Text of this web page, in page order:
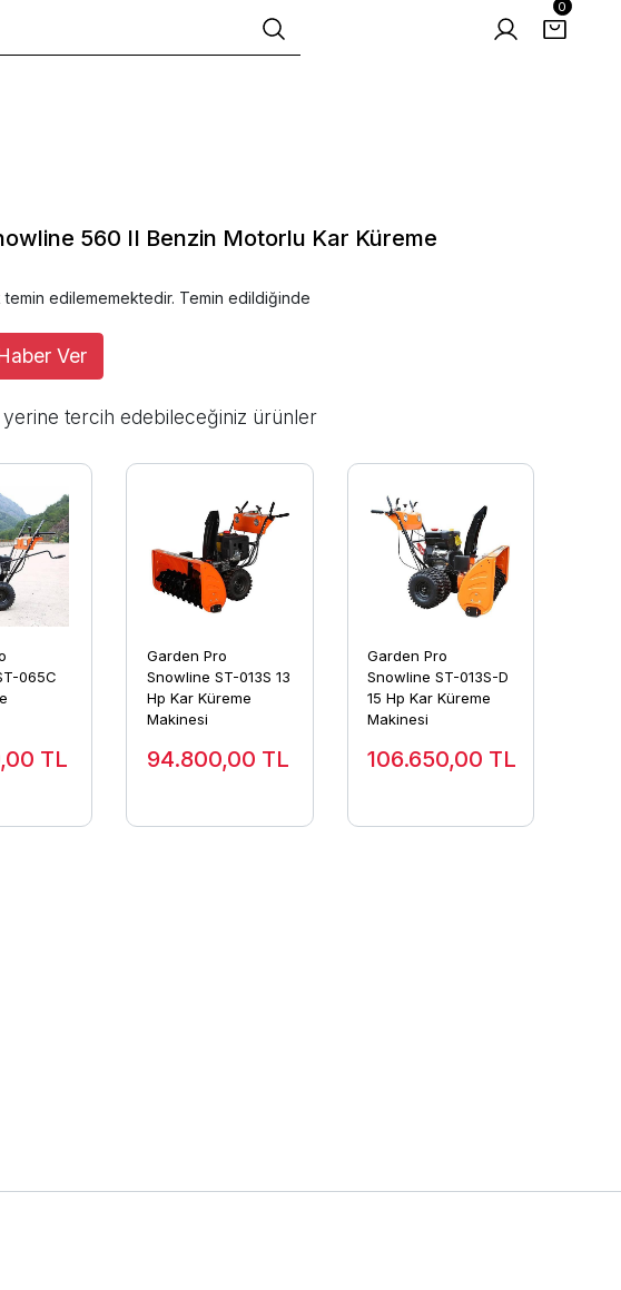
0
560 II Benzin Motorlu Kar Küreme
temin edilememektedir. Temin edildiğinde
Ver
tercih edebileceğiniz ürünler
065C
TL
Garden Pro
Snowline ST-013S 13
Hp Kar Küreme
Makinesi
94.800,00 TL
Garden Pro
Snowline ST-013S-D
15 Hp Kar Küreme
Makinesi
106.650,00 TL